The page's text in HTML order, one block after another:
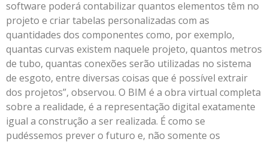
software poderá contabilizar quantos elementos têm no
projeto e criar tabelas personalizadas com as
quantidades dos componentes como, por exemplo,
quantas curvas existem naquele projeto, quantos metros
de tubo, quantas conexões serão utilizadas no sistema
de esgoto, entre diversas coisas que é possível extrair
dos projetos”, observou. O BIM é a obra virtual completa
sobre a realidade, é a representação digital exatamente
igual a construção a ser realizada. É como se
pudéssemos prever o futuro e, não somente os